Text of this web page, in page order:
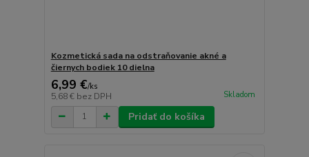
Kozmetická sada na odstraňovanie akné a
čiernych bodiek 10 dielna
6,99 €/ks
5,68 € bez DPH Skladom
Pridať do košíka